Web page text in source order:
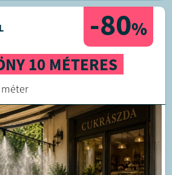
-80%
10 MÉTERES